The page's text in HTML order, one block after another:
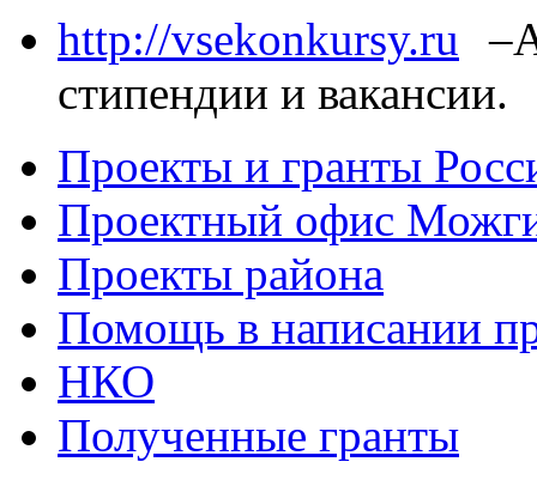
http://vsekonkursy.ru
стипендии и вакансии.
Проекты и гранты
Проектный офис
Проекты района
Помощь в написании
НКО
Полученные гранты